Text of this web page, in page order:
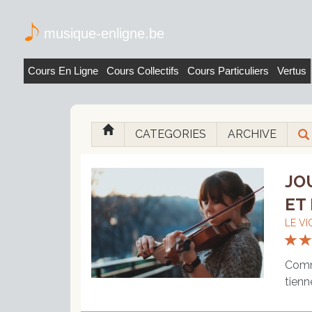
musique-enligne.be
Cours En Ligne Cours Collectifs Cours Particuliers Vertus
CATEGORIES ARCHIVE
ET
LE
Comment bien tenir son violon ?Lorsque l’on regarde des violonistes jouer, on peut observer qu’ils ne tiennent pas tous leur instrument de la même façon. Tous ne possèdent pas, non plus, les mêmes accessoires : coussins plus ou moins gros, mentonnières placées à divers endroits… Comment alors, bien tenir son violon ? Apprendre à tenir son violon grâce aux conseils d’un professeur de musiqueCela peut paraître très